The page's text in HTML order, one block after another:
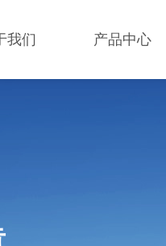
我们 产品中心